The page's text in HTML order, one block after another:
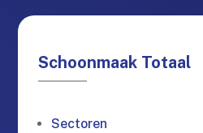
Schoonmaak Totaal
Sectoren